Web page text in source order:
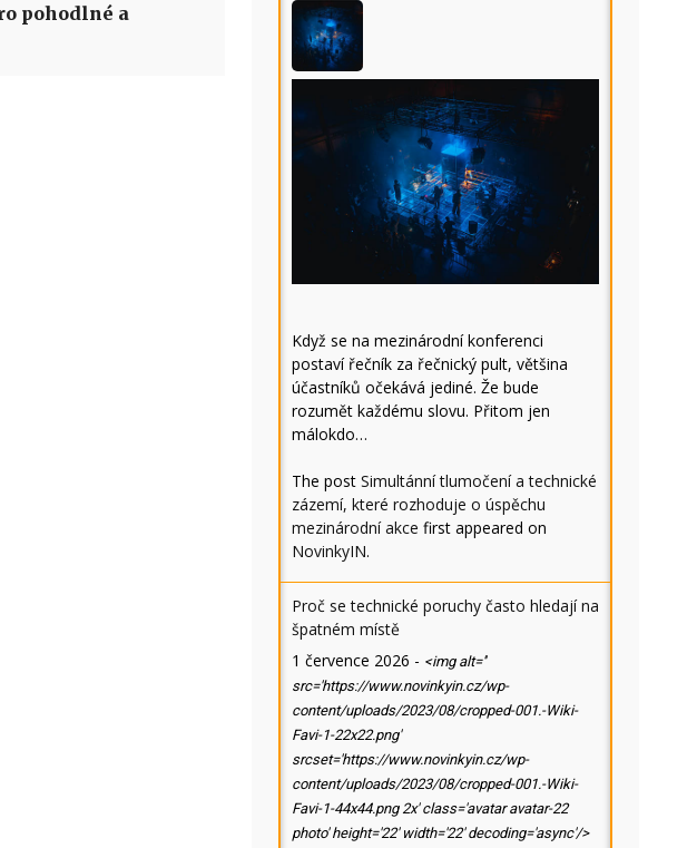
pohodlné a
Když se na mezinárodní konferenci
postaví řečník za řečnický pult, většina
účastníků očekává jediné. Že bude
rozumět každému slovu. Přitom jen
málokdo…
The post Simultánní tlumočení a technické
zázemí, které rozhoduje o úspěchu
mezinárodní akce first appeared on
NovinkyIN.
Proč se technické poruchy často hledají na
špatném místě
1 července 2026 - <img alt=''
src='https://www.novinkyin.cz/wp-
content/uploads/2023/08/cropped-001.-Wiki-
Favi-1-22x22.png'
srcset='https://www.novinkyin.cz/wp-
content/uploads/2023/08/cropped-001.-Wiki-
Favi-1-44x44.png 2x' class='avatar avatar-22
photo' height='22' width='22' decoding='async'/>